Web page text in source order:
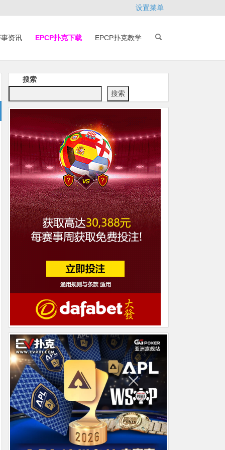
设置菜单
资讯 EPCP扑克下载 EPCP扑克教学
搜索
搜索